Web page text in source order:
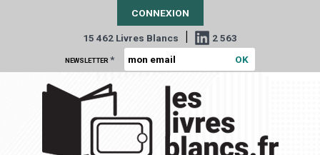
CONNEXION
15 462 Livres Blancs | 2 563
NEWSLETTER *